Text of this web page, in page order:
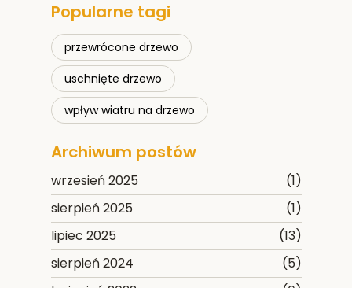
Popularne tagi
przewrócone drzewo
uschnięte drzewo
wpływ wiatru na drzewo
Archiwum postów
wrzesień 2025
(1)
sierpień 2025
(1)
lipiec 2025
(13)
sierpień 2024
(5)